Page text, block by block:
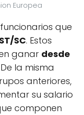
Europea
que
SC. Estos
ganar desde
De la misma
anteriores,
su salario
componen